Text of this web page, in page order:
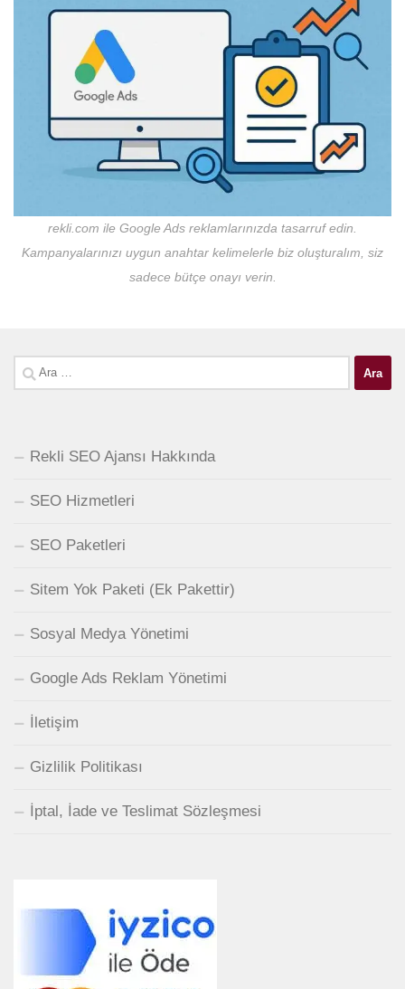
rekli.com ile Google Ads reklamlarınızda tasarruf edin.
Kampanyalarınızı uygun anahtar kelimelerle biz oluşturalım, siz
sadece bütçe onayı verin.
Arama:
Rekli SEO Ajansı Hakkında
SEO Hizmetleri
SEO Paketleri
Sitem Yok Paketi (Ek Pakettir)
Sosyal Medya Yönetimi
Google Ads Reklam Yönetimi
İletişim
Gizlilik Politikası
İptal, İade ve Teslimat Sözleşmesi